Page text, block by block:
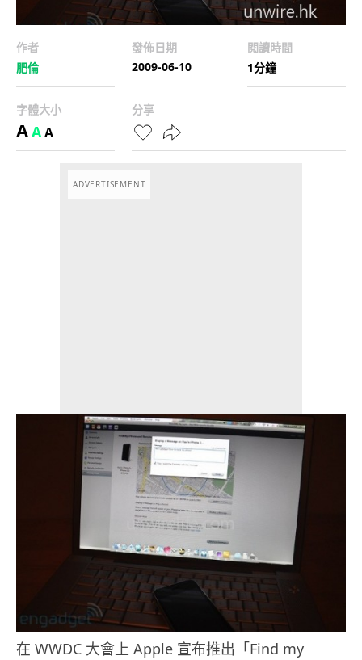
作者
肥倫
發佈日期
2009-06-10
閱讀時間
1分鐘
字體大小
AAA
分享
ADVERTISEMENT
在 WWDC 大會上 Apple 宣布推出「Find my